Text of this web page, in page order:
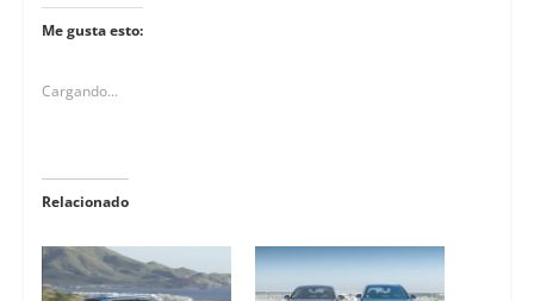
Me gusta esto:
Cargando...
Relacionado